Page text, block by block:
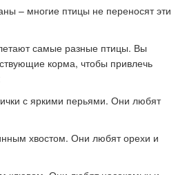
– многие птицы не переносят эти
самые разные птицы. Вы
корма, чтобы привлечь
с яркими перьями. Они любят
хвостом. Они любят орехи и